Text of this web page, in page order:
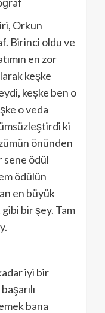
Orkun
Birinci oldu ve
en zor
keşke
keşke ben o
o veda
ki
önünden
sene ödül
ödülün
en büyük
bir şey. Tam
iyi bir
bana